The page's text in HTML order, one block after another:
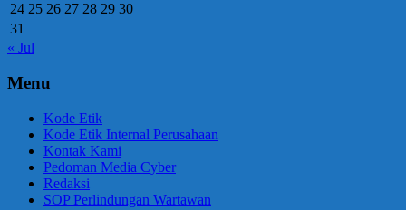
24 25 26 27 28 29 30
31
« Jul
Menu
Kode Etik
Kode Etik Internal Perusahaan
Kontak Kami
Pedoman Media Cyber
Redaksi
SOP Perlindungan Wartawan